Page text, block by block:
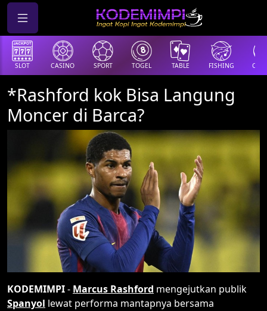
SLOT CASINO SPORT TOGEL TABLE FISHING
*Rashford kok Bisa Langung
Moncer di Barca?
KODEMIMPI- Marcus Rashford mengejutkan publik
Spanyol lewat performa mantapnya bersama